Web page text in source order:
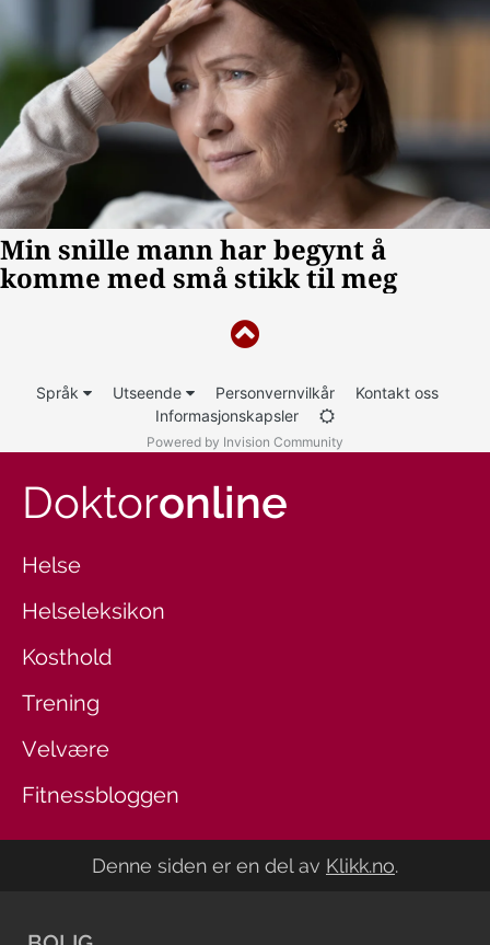
Språk Utseende Personvernvilkår
Kontakt oss
Informasjonskapsler
Powered by Invision Community
Doktoronline
Helse
Helseleksikon
Kosthold
Trening
Velvære
Fitnessbloggen
Denne siden er en del av Klikk.no.